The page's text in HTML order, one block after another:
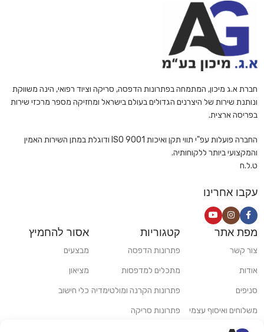
חברת א.ג מיכון, המתמחה בפתרונות הדפסה, סריקה וציוד רפואי, הינה משווקת
ונותנת שירות של היצרנים הגדולים בעולם בישראל ומחזיקה מספר מרכזי שירות
בפריסה ארצית.
החברה פועלות עפ"י תווי תקן ואיכות ISO 9001 ודוגלת במתן השירות האמין
והמקצועי ביותר ללקוחותיה.
ט.ל.ח
עקבו אחרינו
מפת אתר
צור קשר
אודות
סניפים
משלוחים ואיסוף עצמי
קטגוריות
פתרונות הדפסה
מתכלים למדפסות
פתרונות הקרנה ומולטימדיה
פתרונות סריקה
אסור להחמיץ
מבצעים
מציאון
כלי חישוב